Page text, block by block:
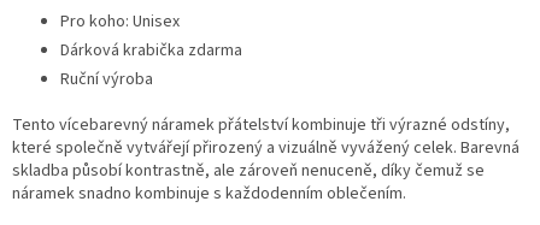
Pro koho: Unisex
Dárková krabička zdarma
Ruční výroba
Tento vícebarevný náramek přátelství kombinuje tři výrazné odstíny,
které společně vytvářejí přirozený a vizuálně vyvážený celek. Barevná
skladba působí kontrastně, ale zároveň nenuceně, díky čemuž se
náramek snadno kombinuje s každodenním oblečením.